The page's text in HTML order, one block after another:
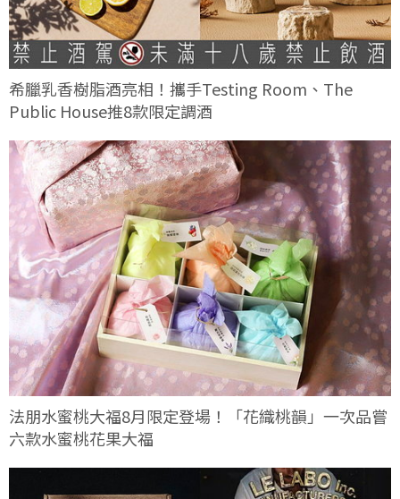
希臘乳香樹脂酒亮相！攜手Testing Room、The
Public House推8款限定調酒
法朋水蜜桃大福8月限定登場！「花織桃韻」一次品嘗
六款水蜜桃花果大福